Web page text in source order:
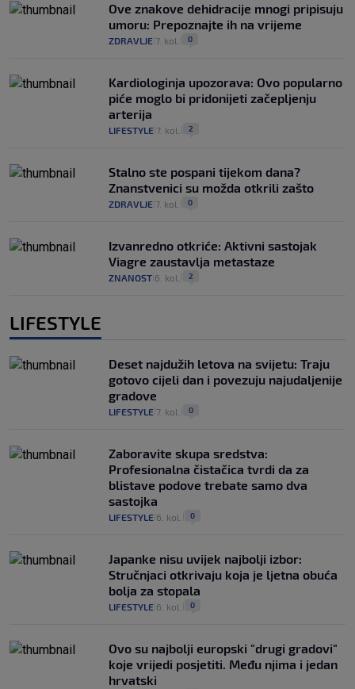
Ove znakove dehidracije mnogi pripisuju
umoru: Prepoznajte ih na vrijeme
ZDRAVLJE 7. kol. 0
Kardiologinja upozorava: Ovo popularno
piće moglo bi pridonijeti začepljenju
arterija
LIFESTYLE 7. kol. 2
Stalno ste pospani tijekom dana?
Znanstvenici su možda otkrili zašto
ZDRAVLJE 7. kol. 0
Izvanredno otkriće: Aktivni sastojak
Viagre zaustavlja metastaze
ZNANOST 6. kol. 2
LIFESTYLE
Deset najdužih letova na svijetu: Traju
gotovo cijeli dan i povezuju najudaljenije
gradove
LIFESTYLE 7. kol. 0
Zaboravite skupa sredstva:
Profesionalna čistačica tvrdi da za
blistave podove trebate samo dva
sastojka
LIFESTYLE 6. kol. 0
Japanke nisu uvijek najbolji izbor:
Stručnjaci otkrivaju koja je ljetna obuća
bolja za stopala
LIFESTYLE 6. kol. 0
Ovo su najbolji europski "drugi gradovi"
koje vrijedi posjetiti. Među njima i jedan
hrvatski